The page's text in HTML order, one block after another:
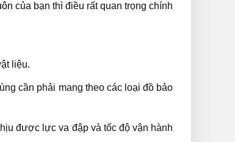
của bạn thì điều rất quan trọng chính
liệu.
cần phải mang theo các loại đồ bảo
được lực va đập và tốc độ vận hành